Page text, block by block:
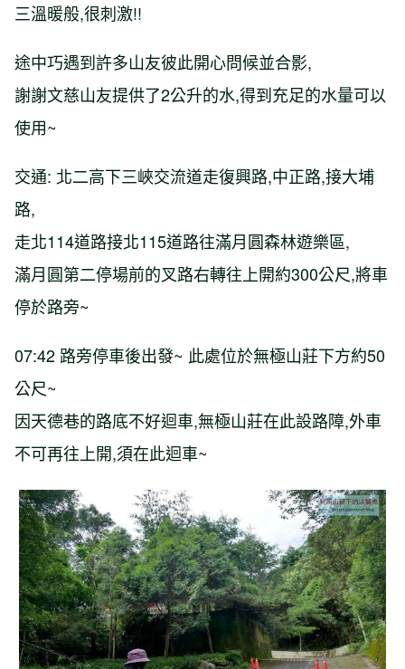
三溫暖般,很刺激!!
途中巧遇到許多山友彼此開心問候並合影,
謝謝文慈山友提供了2公升的水,得到充足的水量可以
使用~
交通: 北二高下三峽交流道走復興路,中正路,接大埔
路,
走北114道路接北115道路往滿月圓森林遊樂區,
滿月圓第二停場前的叉路右轉往上開約300公尺,將車
停於路旁~
07:42 路旁停車後出發~ 此處位於無極山莊下方約50
公尺~
因天德巷的路底不好迴車,無極山莊在此設路障,外車
不可再往上開,須在此迴車~